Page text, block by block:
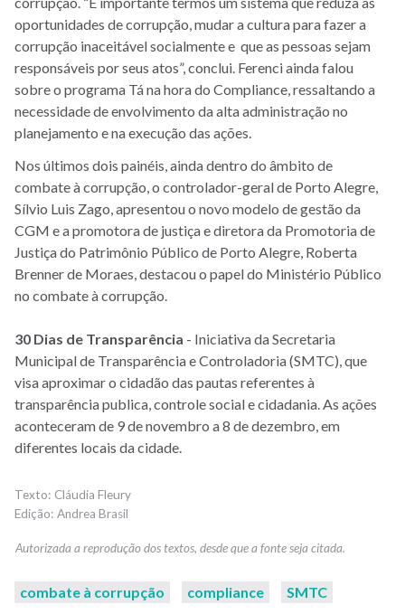
oportunidades de corrupção, mudar a cultura para fazer a
corrupção inaceitável socialmente e que as pessoas sejam
responsáveis por seus atos”, conclui. Ferenci ainda falou
sobre o programa Tá na hora do Compliance, ressaltando a
necessidade de envolvimento da alta administração no
planejamento e na execução das ações.
Nos últimos dois painéis, ainda dentro do âmbito de
combate à corrupção, o controlador-geral de Porto Alegre,
Sílvio Luis Zago, apresentou o novo modelo de gestão da
CGM e a promotora de justiça e diretora da Promotoria de
Justiça do Patrimônio Público de Porto Alegre, Roberta
Brenner de Moraes, destacou o papel do Ministério Público
no combate à corrupção.
30 Dias de Transparência - Iniciativa da Secretaria
Municipal de Transparência e Controladoria (SMTC), que
visa aproximar o cidadão das pautas referentes à
transparência publica, controle social e cidadania. As ações
aconteceram de 9 de novembro a 8 de dezembro, em
diferentes locais da cidade.
Cláudia Fleury
Andrea Brasil
combate à corrupção compliance SMTC